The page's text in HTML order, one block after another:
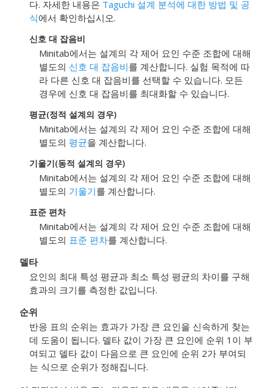
다. 자세한 내용은 Taguchi 설계 분석에 대한 방법 및 공
식에서 확인하십시오.
신호 대 잡음비
Minitab에서는 설계의 각 제어 요인 수준 조합에 대해
별도의 신호 대 잡음비를 계산합니다. 실험 목적에 따
라 다른 신호 대 잡음비를 선택할 수 있습니다. 모든
경우에 신호 대 잡음비를 최대화할 수 있습니다.
평균(정적 설계의 경우)
Minitab에서는 설계의 각 제어 요인 수준 조합에 대해
별도의 평균을 계산합니다.
기울기(동적 설계의 경우)
Minitab에서는 설계의 각 제어 요인 수준 조합에 대해
별도의 기울기를 계산합니다.
표준 편차
Minitab에서는 설계의 각 제어 요인 수준 조합에 대해
별도의 표준 편차를 계산합니다.
델타
요인의 최대 특성 평균과 최소 특성 평균의 차이를 구해
효과의 크기를 측정한 값입니다.
순위
반응 표의 순위는 효과가 가장 큰 요인을 신속하게 찾는
데 도움이 됩니다. 델타 값이 가장 큰 요인에 순위 1이 부
여되고 델타 값이 다음으로 큰 요인에 순위 2가 부여되
는 식으로 순위가 정해집니다.